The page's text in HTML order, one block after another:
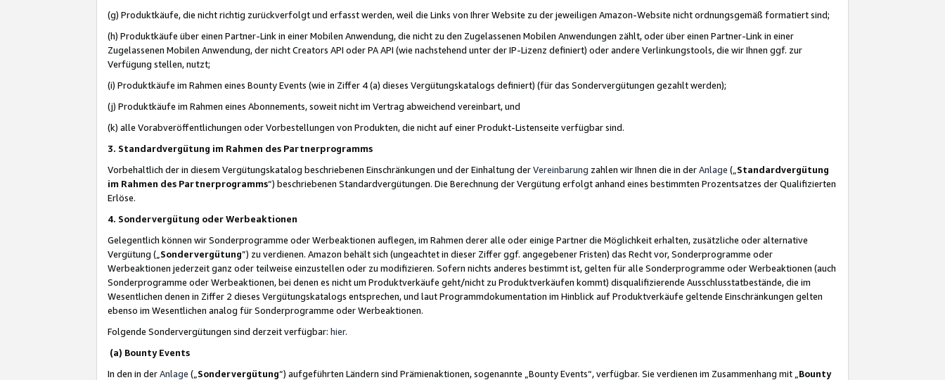
(g) Produktkäufe, die nicht richtig zurückverfolgt und erfasst werden, weil die Links von Ihrer Website zu der jeweiligen Amazon-Website nicht ordnungsgemäß formatiert sind;
(h) Produktkäufe über einen Partner-Link in einer Mobilen Anwendung, die nicht zu den Zugelassenen Mobilen Anwendungen zählt, oder über einen Partner-Link in einer
Zugelassenen Mobilen Anwendung, der nicht Creators API oder PA API (wie nachstehend unter der IP-Lizenz definiert) oder andere Verlinkungstools, die wir Ihnen ggf. zur
Verfügung stellen, nutzt;
(i) Produktkäufe im Rahmen eines Bounty Events (wie in Ziffer 4 (a) dieses Vergütungskatalogs definiert) (für das Sondervergütungen gezahlt werden);
(j) Produktkäufe im Rahmen eines Abonnements, soweit nicht im Vertrag abweichend vereinbart, und
(k) alle Vorabveröffentlichungen oder Vorbestellungen von Produkten, die nicht auf einer Produkt-Listenseite verfügbar sind.
3. Standardvergütung im Rahmen des Partnerprogramms
Vorbehaltlich der in diesem Vergütungskatalog beschriebenen Einschränkungen und der Einhaltung derVereinbarung zahlen wir Ihnen die in derAnlage („ Standardvergütung
im Rahmen des Partnerprogramms“) beschriebenen Standardvergütungen. Die Berechnung der Vergütung erfolgt anhand eines bestimmten Prozentsatzes der Qualifizierten
Erlöse.
4. Sondervergütung oder Werbeaktionen
Gelegentlich können wir Sonderprogramme oder Werbeaktionen auflegen, im Rahmen derer alle oder einige Partner die Möglichkeit erhalten, zusätzliche oder alternative
Vergütung („ Sondervergütung”) zu verdienen. Amazon behält sich (ungeachtet in dieser Ziffer ggf. angegebener Fristen) das Recht vor, Sonderprogramme oder
Werbeaktionen jederzeit ganz oder teilweise einzustellen oder zu modifizieren. Sofern nichts anderes bestimmt ist, gelten für alle Sonderprogramme oder Werbeaktionen (auch
Sonderprogramme oder Werbeaktionen, bei denen es nicht um Produktverkäufe geht/nicht zu Produktverkäufen kommt) disqualifizierende Ausschlusstatbestände, die im
Wesentlichen denen in Ziffer 2 dieses Vergütungskatalogs entsprechen, und laut Programmdokumentation im Hinblick auf Produktverkäufe geltende Einschränkungen gelten
ebenso im Wesentlichen analog für Sonderprogramme oder Werbeaktionen.
Folgende Sondervergütungen sind derzeit verfügbar: hier.
(a) Bounty Events
In den in derAnlage („ Sondervergütung“) aufgeführten Ländern sind Prämienaktionen, sogenannte „Bounty Events“, verfügbar. Sie verdienen im Zusammenhang mit „ Bounty